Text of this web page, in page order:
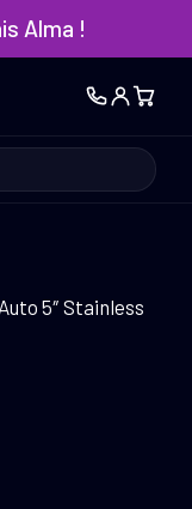
Alma !
5″ Stainless